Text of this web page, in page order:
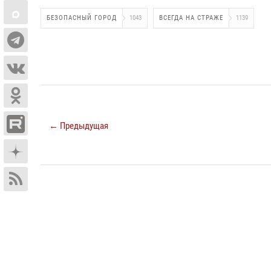
БЕЗОПАСНЫЙ ГОРОД 1043 ВСЕГДА НА СТРАЖЕ 1139
← Предыдущая